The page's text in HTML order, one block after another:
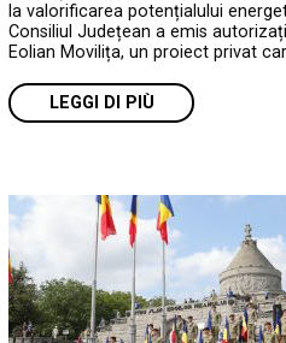
la valorificarea potențialului
Consiliul Județean a emis
Eolian Movilița, un proiect privat
LEGGI DI PIÙ